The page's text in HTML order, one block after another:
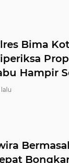
Bima
Hampir